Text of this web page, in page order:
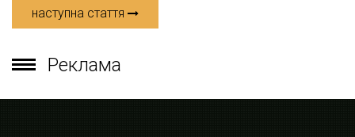
наступна стаття
Реклама